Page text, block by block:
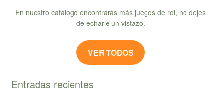
En nuestro catálogo encontrarás más juegos de rol, no dejes
de echarle un vistazo.
VER TODOS
Entradas recientes